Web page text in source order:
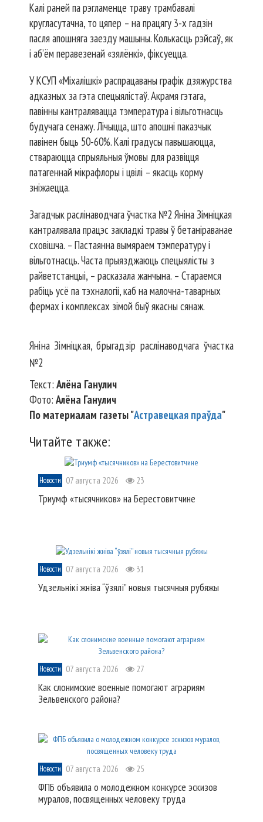
Калі раней па рэгламенце траву трамбавалі
кругласутачна, то цяпер – на працягу 3-х гадзін
пасля апошняга заезду машыны. Колькасць рэйсаў, як
і аб’ём перавезенай «зялёнкі», фіксуецца.
У КСУП «Міхалішкі» распрацаваны графік дзяжурства
адказных за гэта спецыялістаў. Акрамя гэтага,
павінны кантралявацца тэмпература і вільготнасць
будучага сенажу. Лічыцца, што апошні паказчык
павінен быць 50-60%. Калі градусы павышаюцца,
ствараюцца спрыяльныя ўмовы для развіцця
патагеннай мікрафлоры і цвілі – якасць корму
зніжаецца.
Загадчык раслінаводчага ўчастка №2 Яніна Зімніцкая
кантралявала працэс закладкі травы ў бетаніраванае
сховішча. – Пастаянна вымяраем тэмпературу і
вільготнасць. Часта прыязджаюць спецыялісты з
райветстанцыі, – расказала жанчына. – Стараемся
рабіць усё па тэхналогіі, каб на малочна-таварных
фермах і комплексах зімой быў якасны сянаж.
Яніна Зімніцкая, брыгадзір раслінаводчага ўчастка
№2
Текст: Алёна Ганулич
Фото: Алёна Ганулич
По материалам газеты "Астравецкая праўда"
Читайте также:
Новости 07 августа 2026 23
Триумф «тысячников» на Берестовитчине
Новости 07 августа 2026 31
Удзельнікі жніва “ўзялі” новыя тысячныя рубяжы
Новости 07 августа 2026 27
Как слонимские военные помогают аграриям
Зельвенского района?
Новости 07 августа 2026 25
ФПБ объявила о молодежном конкурсе эскизов
муралов, посвященных человеку труда